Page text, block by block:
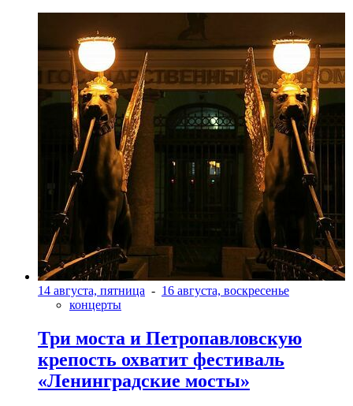
14 августа, пятница - 16 августа, воскресенье
концерты
Три моста и Петропавловскую
крепость охватит фестиваль
«Ленинградские мосты»